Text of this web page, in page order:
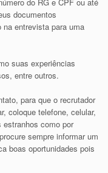
documentos
entrevista para uma
suas experiências
entre outros.
para que o recrutador
coloque telefone, celular,
estranhos como por
sempre informar um
boas oportunidades pois